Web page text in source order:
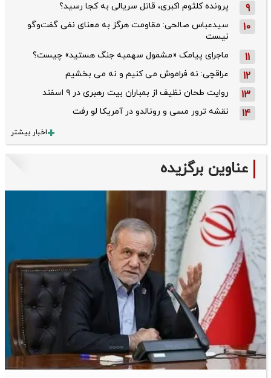
9 پرونده کلثوم اکبری، قاتل سریالی به کجا رسید؟
10
سیدعباس صالحی: مقاومت هرگز به معنای نفی گفت‌وگو
نیست
11 ماجرای پیامک «مشمول سهمیه جنگ هستید» چیست؟
12 عراقچی: نه فراموش می کنیم و نه می بخشیم
13 روایت طحان‌ نظیف از بمباران بیت رهبری در ۹ اسفند
14 نقشه ترور مسی و رونالدو در آمریکا لو رفت
اخبار بیشتر
عناوین برگزیده